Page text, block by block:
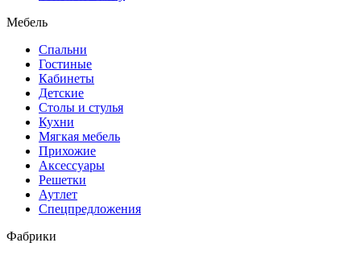
Мебель
Спальни
Гостиные
Кабинеты
Детские
Столы и стулья
Кухни
Мягкая мебель
Прихожие
Аксессуары
Решетки
Аутлет
Спецпредложения
Фабрики